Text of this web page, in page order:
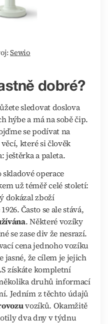
Sewio
dobré?
sledovat doslova
hýbe a má na sobě čip.
se podívat na
které si člověk
ještěrka a paleta.
skladové operace
už téměř celé století:
dokázal zboží
Často se ale stává,
. Některé vozíky
se zase div že nesrazí.
cena jednoho vozíku
jasné, že cílem je jejich
získáte kompletní
druhů informací
Jedním z těchto údajů
vozíků. Okamžitě
dva dny v týdnu